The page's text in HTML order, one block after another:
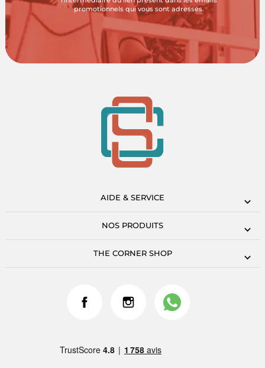
promotionnels qui vous sont adressés.
AIDE & SERVICE
NOS PRODUITS
THE CORNER SHOP